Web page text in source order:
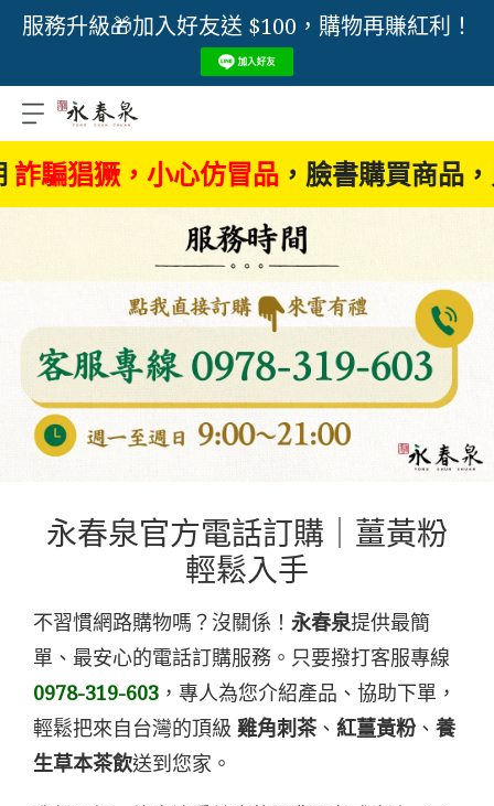
服務升級🎁加入好友送 $100，購物再賺紅利！
商品，只認明粉絲專頁有藍勾勾商店
永春泉官方電話訂購｜薑黃粉
輕鬆入手
不習慣網路購物嗎？沒關係！ 永春泉提供最簡
單、最安心的電話訂購服務。只要撥打客服專線
0978-319-603 ，專人為您介紹產品、協助下單，
輕鬆把來自台灣的頂級 雞角刺茶、 紅薑黃粉、 養
生草本茶飲送到您家。